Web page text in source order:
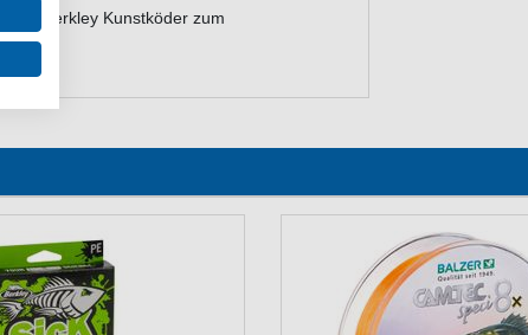
Berkley Kunstköder zum